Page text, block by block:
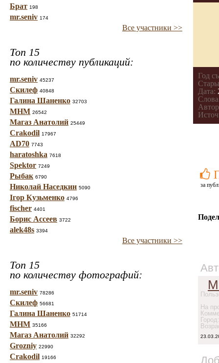
Брат 198
mr.seniv 174
Все участники >>
Топ 15
по количеству публикаций:
mr.seniv 45237
Скилеф 40848
Галина Шаненко 32703
МНМ 26542
Магаз Анатолий 25449
Crakodil 17967
AD70 7743
haratoshka 7618
Spektor 7249
Рыбак 6790
Николай Наседкин 5090
Ігор Кузьменко 4796
fischer 4401
Борис Ассеев 3722
alek48s 3394
Все участники >>
Топ 15
по количеству фотографий:
mr.seniv 78286
Скилеф 56681
Галина Шаненко 51714
МНМ 35166
Магаз Анатолий 32292
Grozniy 22990
Crakodil 19166
Год
Дата:
за
На